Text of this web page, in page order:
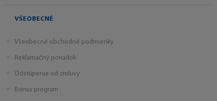
VŠEOBECNÉ
Všeobecné obchodné podmienky
Reklamačný poriadok
Odstúpenie od zmluvy
Bonus program